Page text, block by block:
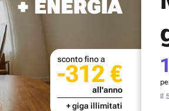
+ ENERGIA
sconto fino a
-312 €
all'anno
+ giga illimitati
Il